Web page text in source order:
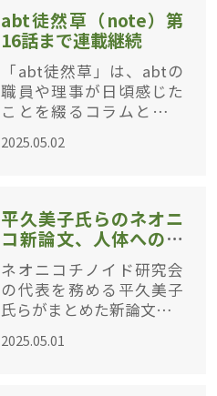
回を開催します。acty
abt徒然草（note）第
16話まで連載継続
「abt徒然草」は、abtの
職員や理事が日頃感じた
ことを綴るコラムとして
載を始めました。各人の
ます。 現在
2025.05.02
平久美子氏らのネオニ
コ新論文、人体への蓄
積メカニズムを探る研
究報告
ネオニコチノイド研究会
の代表を務める平久美子
氏らがまとめた新論文「H
ndings of neonicotinoid i
2025.05.01